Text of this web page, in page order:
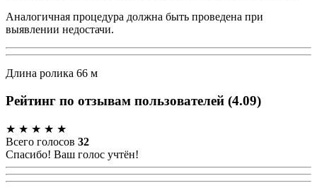
Аналогичная процедура должна быть проведена при
выявлении недостачи.
Длина ролика 66 м
Рейтинг по отзывам пользователей (4.09)
★ ★ ★ ★ ★
Всего голосов 32
Спасибо! Ваш голос учтён!